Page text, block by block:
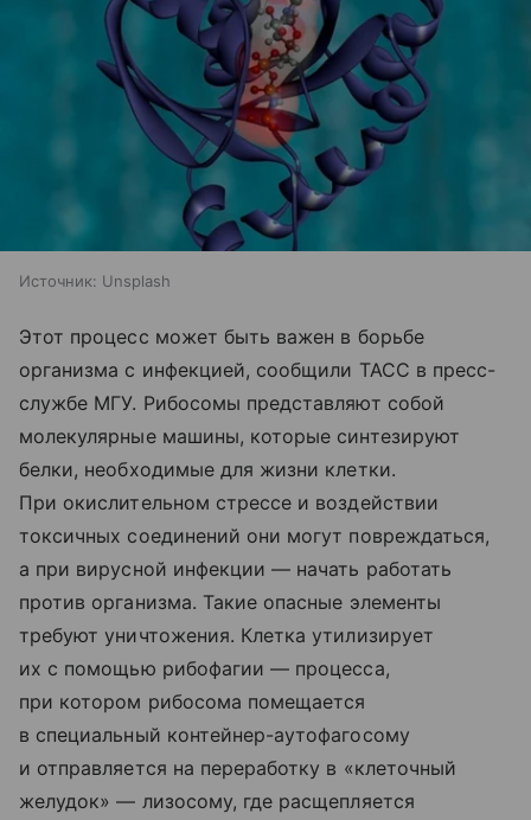
Источник: Unsplash
Этот процесс может быть важен в борьбе
организма с инфекцией, сообщили ТАСС в пресс-
службе МГУ. Рибосомы представляют собой
молекулярные машины, которые синтезируют
белки, необходимые для жизни клетки.
При окислительном стрессе и воздействии
токсичных соединений они могут повреждаться,
а при вирусной инфекции — начать работать
против организма. Такие опасные элементы
требуют уничтожения. Клетка утилизирует
их с помощью рибофагии — процесса,
при котором рибосома помещается
в специальный контейнер-аутофагосому
и отправляется на переработку в «клеточный
желудок» — лизосому, где расщепляется